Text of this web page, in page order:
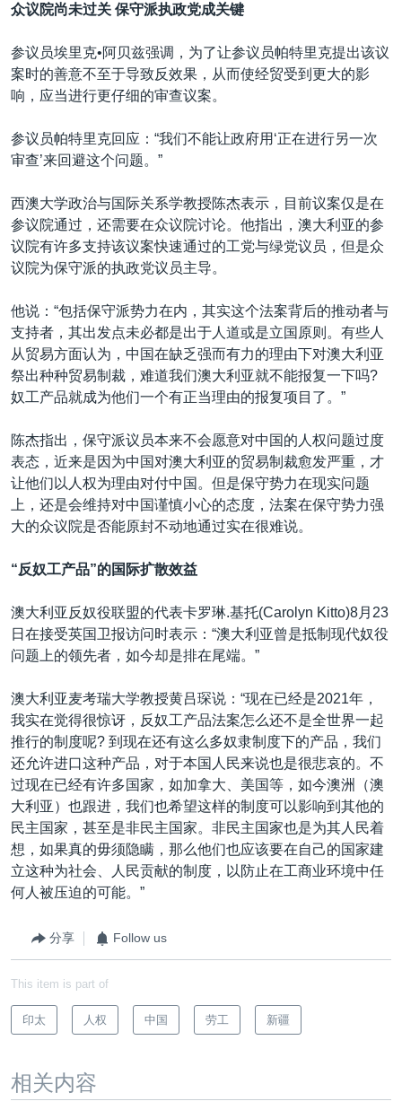
众议院尚未过关 保守派执政党成关键
参议员埃里克•阿贝兹强调，为了让参议员帕特里克提出该议
案时的善意不至于导致反效果，从而使经贸受到更大的影
响，应当进行更仔细的审查议案。
参议员帕特里克回应：“我们不能让政府用‘正在进行另一次
审查’来回避这个问题。”
西澳大学政治与国际关系学教授陈杰表示，目前议案仅是在
参议院通过，还需要在众议院讨论。他指出，澳大利亚的参
议院有许多支持该议案快速通过的工党与绿党议员，但是众
议院为保守派的执政党议员主导。
他说：“包括保守派势力在内，其实这个法案背后的推动者与
支持者，其出发点未必都是出于人道或是立国原则。有些人
从贸易方面认为，中国在缺乏强而有力的理由下对澳大利亚
祭出种种贸易制裁，难道我们澳大利亚就不能报复一下吗?
奴工产品就成为他们一个有正当理由的报复项目了。”
陈杰指出，保守派议员本来不会愿意对中国的人权问题过度
表态，近来是因为中国对澳大利亚的贸易制裁愈发严重，才
让他们以人权为理由对付中国。但是保守势力在现实问题
上，还是会维持对中国谨慎小心的态度，法案在保守势力强
大的众议院是否能原封不动地通过实在很难说。
“反奴工产品”的国际扩散效益
澳大利亚反奴役联盟的代表卡罗琳.基托(Carolyn Kitto)8月23
日在接受英国卫报访问时表示：“澳大利亚曾是抵制现代奴役
问题上的领先者，如今却是排在尾端。”
澳大利亚麦考瑞大学教授黄吕琛说：“现在已经是2021年，
我实在觉得很惊讶，反奴工产品法案怎么还不是全世界一起
推行的制度呢? 到现在还有这么多奴隶制度下的产品，我们
还允许进口这种产品，对于本国人民来说也是很悲哀的。不
过现在已经有许多国家，如加拿大、美国等，如今澳洲（澳
大利亚）也跟进，我们也希望这样的制度可以影响到其他的
民主国家，甚至是非民主国家。非民主国家也是为其人民着
想，如果真的毋须隐瞒，那么他们也应该要在自己的国家建
立这种为社会、人民贡献的制度，以防止在工商业环境中任
何人被压迫的可能。”
分享 Follow us
This item is part of
印太 人权 中国 劳工 新疆
相关内容